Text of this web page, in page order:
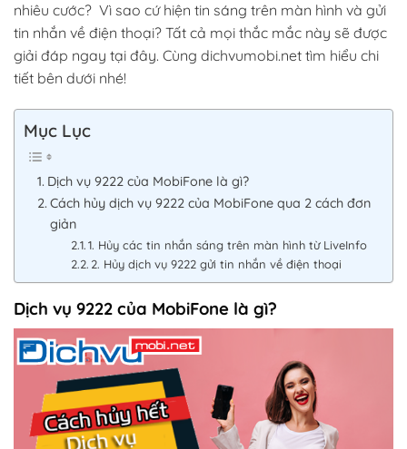
nhiêu cước? Vì sao cứ hiện tin sáng trên màn hình và gửi
tin nhắn về điện thoại? Tất cả mọi thắc mắc này sẽ được
giải đáp ngay tại đây. Cùng dichvumobi.net tìm hiểu chi
tiết bên dưới nhé!
Mục Lục
Dịch vụ 9222 của MobiFone là gì?
Cách hủy dịch vụ 9222 của MobiFone qua 2 cách đơn
giản
1. Hủy các tin nhắn sáng trên màn hình từ LiveInfo
2. Hủy dịch vụ 9222 gửi tin nhắn về điện thoại
Dịch vụ 9222 của MobiFone là gì?